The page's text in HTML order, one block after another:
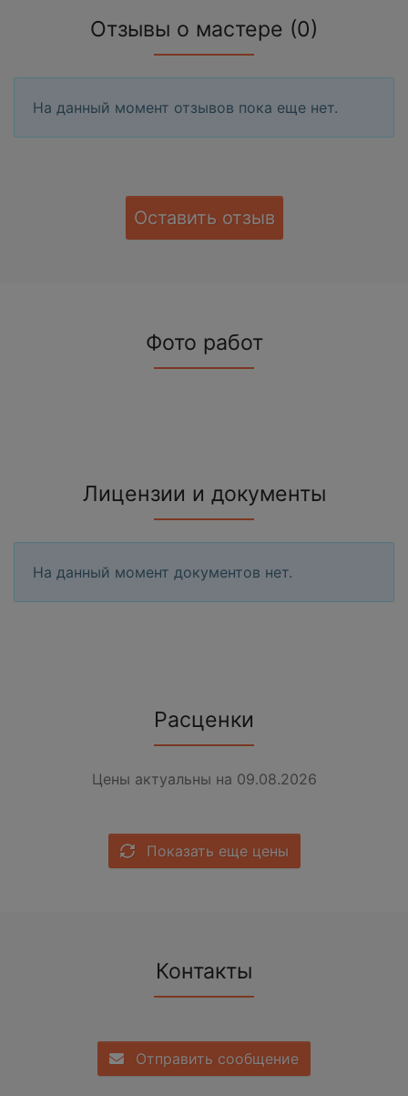
Отзывы о мастере (0)
На данный момент отзывов пока еще нет.
Оставить отзыв
Фото работ
Лицензии и документы
На данный момент документов нет.
Расценки
Цены актуальны на 09.08.2026
Показать еще цены
Контакты
Отправить сообщение